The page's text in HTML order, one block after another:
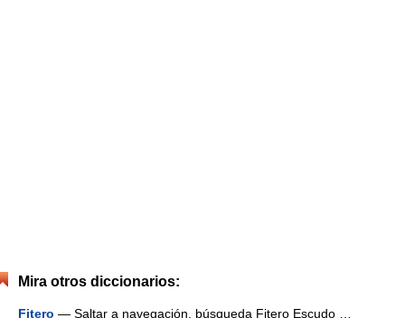
Mira otros diccionarios:
Fitero — Saltar a navegación, búsqueda Fitero Escudo …